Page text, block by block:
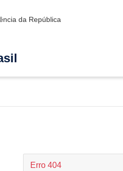
da República
Erro 404